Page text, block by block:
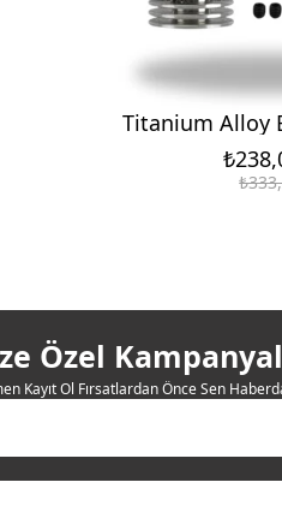
Titanium Alloy
Özel
Kayıt Ol Fırsatlardan Önce Sen